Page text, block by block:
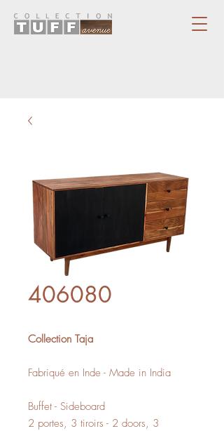
406080
Collection Taja
Fabriqué en Inde - Made in India
Buffet - Sideboard
2 portes, 3 tiroirs - 2 doors, 3